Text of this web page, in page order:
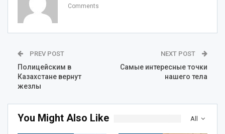
Comments
PREV POST
Полицейским в
Казахстане вернут
жезлы
NEXT POST
Самые интересные точки
нашего тела
All
You Might Also Like